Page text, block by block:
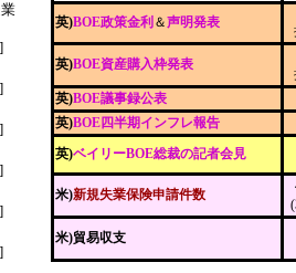
]
]
]
]
]
]
英)BOE政策金利 ＆声明発表
英)BOE資産購入枠発表
英)BOE議事録公表
英)BOE四半期インフレ報告
英)ベイリーBOE総裁の記者会見
米)新規失業保険申請件数
米)貿易収支